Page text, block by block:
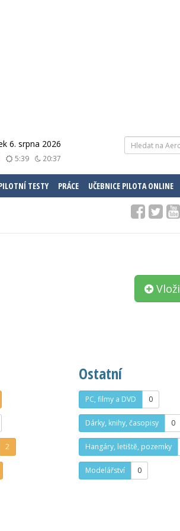
6. srpna 2026
5:39 20:37
TESTY PRÁCE UČEBNICE PILOTA ONLINE
2
Ostatní
PC, filmy a DVD 0
Dárky, knihy, časopisy 0
Hangáry, letiště, pozemky
Modelářství 0